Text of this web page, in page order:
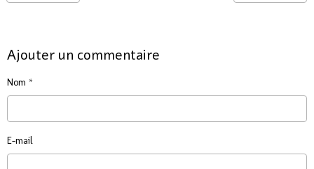
Ajouter un commentaire
Nom
E-mail